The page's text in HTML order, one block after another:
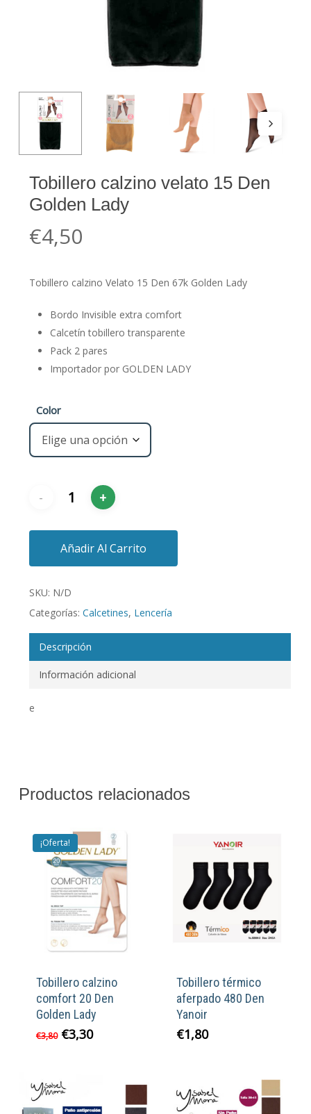
Tobillero calzino velato 15 Den
Golden Lady
€4,50
Tobillero calzino Velato 15 Den 67k Golden Lady
Bordo Invisible extra comfort
Calcetín tobillero transparente
Pack 2 pares
Importador por GOLDEN LADY
Color
Añadir Al Carrito
SKU: N/D
Categorías: Calcetines, Lencería
Descripción
Información adicional
e
Productos relacionados
¡Oferta!
Tobillero calzino
comfort 20 Den
Golden Lady
€3,80 El
era:
€3,80.
€3,30El
Tobillero térmico
aferpado 480 Den
Yanoir
€1,80